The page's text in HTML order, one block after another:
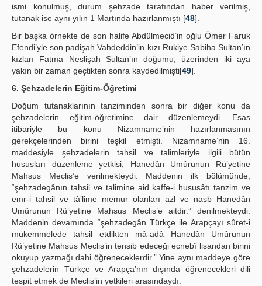
ismi konulmuş, durum şehzade tarafından haber verilmiş,
tutanak ise aynı yılın 1 Martında hazırlanmıştı [48].
Bir başka örnekte de son halife Abdülmecid’in oğlu Ömer Faruk
Efendi’yle son padişah Vahdeddin’in kızı Rukiye Sabiha Sultan’ın
kızları Fatma Neslişah Sultan’ın doğumu, üzerinden iki aya
yakın bir zaman geçtikten sonra kaydedilmişti[49].
6. Şehzadelerin Eğitim-Öğretimi
Doğum tutanaklarının tanziminden sonra bir diğer konu da
şehzadelerin eğitim-öğretimine dair düzenlemeydi. Esas
itibariyle bu konu Nizamname’nin hazırlanmasının
gerekçelerinden birini teşkil etmişti. Nizamname’nin 16.
maddesiyle şehzadelerin tahsil ve talimleriyle ilgili bütün
hususları düzenleme yetkisi, Hanedân Umûrunun Rü’yetine
Mahsus Meclis’e verilmekteydi. Maddenin ilk bölümünde;
“şehzadegânın tahsil ve talimine aid kaffe-i hususâtı tanzim ve
emr-i tahsil ve tâ’lime memur olanları azl ve nasb Hanedân
Umûrunun Rü’yetine Mahsus Meclis’e aitdir.” denilmekteydi.
Maddenin devamında “şehzadegân Türkçe ile Arapçayı sûret-i
mükemmelede tahsil etdikten mâ-adâ Hanedân Umûrunun
Rü’yetine Mahsus Meclis’in tensib edeceği ecnebî lisandan birini
okuyup yazmağı dahi öğreneceklerdir.” Yine aynı maddeye göre
şehzadelerin Türkçe ve Arapça’nın dışında öğrenecekleri dili
tespit etmek de Meclis’in yetkileri arasındaydı.